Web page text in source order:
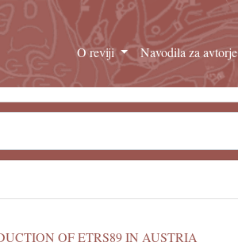
O reviji Navodila za avtorje
OF ETRS89 IN AUSTRIA